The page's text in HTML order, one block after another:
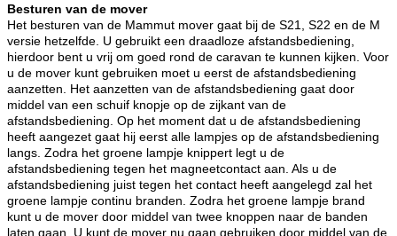
Besturen van de mover
Het besturen van de Mammut mover gaat bij de S21, S22 en de M
versie hetzelfde. U gebruikt een draadloze afstandsbediening,
hierdoor bent u vrij om goed rond de caravan te kunnen kijken. Voor
u de mover kunt gebruiken moet u eerst de afstandsbediening
aanzetten. Het aanzetten van de afstandsbediening gaat door
middel van een schuif knopje op de zijkant van de
afstandsbediening. Op het moment dat u de afstandsbediening
heeft aangezet gaat hij eerst alle lampjes op de afstandsbediening
langs. Zodra het groene lampje knippert legt u de
afstandsbediening tegen het magneetcontact aan. Als u de
afstandsbediening juist tegen het contact heeft aangelegd zal het
groene lampje continu branden. Zodra het groene lampje brand
kunt u de mover door middel van twee knoppen naar de banden
laten gaan. U kunt de mover nu gaan gebruiken door middel van de